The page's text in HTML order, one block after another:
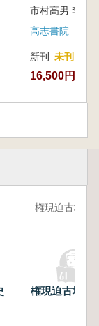
高志書院
新刊 未刊
16,500円
権現迫古墳
権現迫古墳